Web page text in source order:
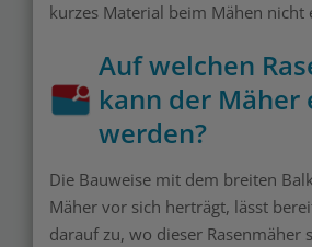
kurzes Material beim Mähen nicht
Auf welchen
kann der Mäher
werden?
Die Bauweise mit dem breiten
Mäher vor sich herträgt, lässt
darauf zu, wo dieser Rasenmäher